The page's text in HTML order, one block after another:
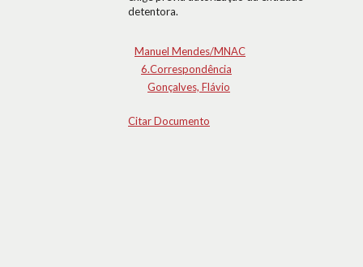
detentora.
Manuel Mendes/MNAC
6.Correspondência
Gonçalves, Flávio
Citar Documento